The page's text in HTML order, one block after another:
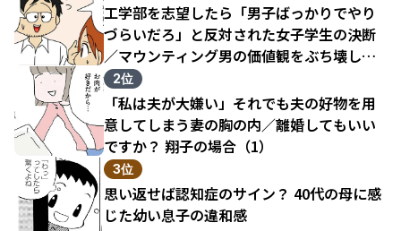
工学部を志望したら「男子ばっかりでやり
づらいだろ」と反対された女子学生の決断
／マウンティング男の価値観をぶち壊した
結果（1）
2位
「私は夫が大嫌い」それでも夫の好物を用
意してしまう妻の胸の内／離婚してもいい
ですか？ 翔子の場合（1）
3位
思い返せば認知症のサイン？ 40代の母に感
じた幼い息子の違和感